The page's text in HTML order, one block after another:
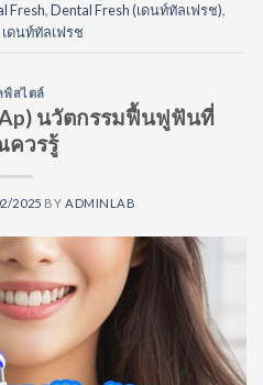
Fresh,Dental Fresh (เดนท์ทัลเฟรช),
เดนท์ทัลเฟรช
ฟ์สไตล์
นวัตกรรมฟื้นฟูฟันที่
วรรู้
2025 BY ADMINLAB